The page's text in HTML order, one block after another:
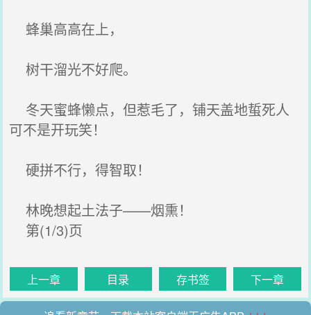
蜂巢高高在上，
树干溜光不好爬。
冬天蜜蜂懒点，但惹毛了，铺天盖地蜇死人
可不是开玩笑！
硬拼不行，得智取！
林晚想起土法子——烟熏！
第(1/3)页
上一章 目录 存书签 下一章